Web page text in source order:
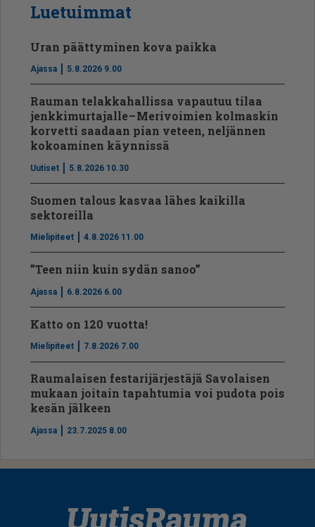
Luetuimmat
Uran päättyminen kova paikka
Ajassa 5.8.2026 9.00
Rauman telakkahallissa vapautuu tilaa
jenkkimurtajalle – Merivoimien kolmaskin
korvetti saadaan pian veteen, neljännen
kokoaminen käynnissä
Uutiset 5.8.2026 10.30
Suomen talous kasvaa lähes kaikilla
sektoreilla
Mielipiteet 4.8.2026 11.00
”Teen niin kuin sydän sanoo”
Ajassa 6.8.2026 6.00
Katto on 120 vuotta!
Mielipiteet 7.8.2026 7.00
Raumalaisen festarijärjestäjä Savolaisen
mukaan joitain tapahtumia voi pudota pois
kesän jälkeen
Ajassa 23.7.2025 8.00